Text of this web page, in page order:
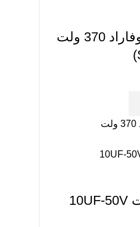
خازن 75 میکروفاراد 370 ولت
خازن 75 میکروفاراد 370 ولت
خازن الکترولیت 10UF-50V